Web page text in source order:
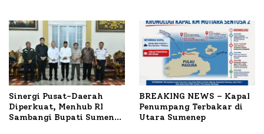
Sinergi Pusat-Daerah
Diperkuat, Menhub RI
Sambangi Bupati Sumenep
BREAKING NEWS – Kapal
Penumpang Terbakar di
Utara Sumenep